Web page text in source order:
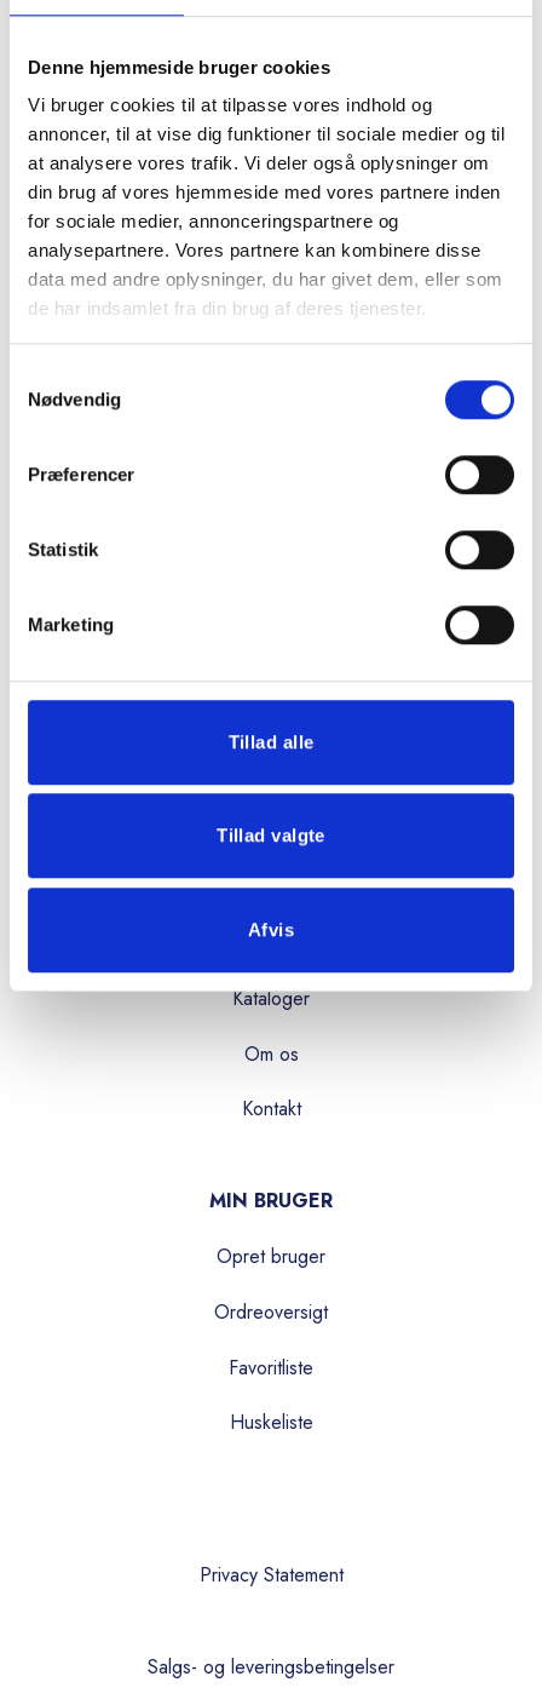
Denne hjemmeside bruger cookies
Vi bruger cookies til at tilpasse vores indhold og
annoncer, til at vise dig funktioner til sociale medier og til
at analysere vores trafik. Vi deler også oplysninger om
din brug af vores hjemmeside med vores partnere inden
for sociale medier, annonceringspartnere og
analysepartnere. Vores partnere kan kombinere disse
data med andre oplysninger, du har givet dem, eller som
de har indsamlet fra din brug af deres tjenester.
Nødvendig
Præferencer
Statistik
Marketing
Tillad alle
Tillad valgte
Afvis
Frichsvej 59, DK-8464 Galten
CVR nr. 17075446
Fredag:
08:00 - 15:00
OVERBLIK
Produkter
Services
Kataloger
Om os
Kontakt
MIN BRUGER
Opret bruger
Ordreoversigt
Favoritliste
Huskeliste
Privacy Statement
Salgs- og leveringsbetingelser